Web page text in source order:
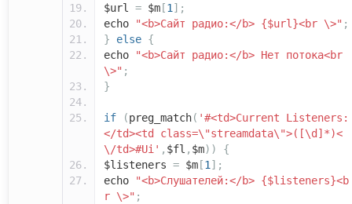
$url = $m [1];
echo
"<b>Сайт радио:</b> {$url}<br \>" ;
}
else {
echo
"<b>Сайт радио:</b> Нет потока<br
\>" ;
}
if (preg_match( '#<td>Current Listeners:
</td><td class=\"streamdata\">([\d]*)<
\/td>#Ui' , $fl , $m))
{
$listeners = $m [1];
echo
"<b>Cлушателей:</b> {$listeners}<b
r \>" ;